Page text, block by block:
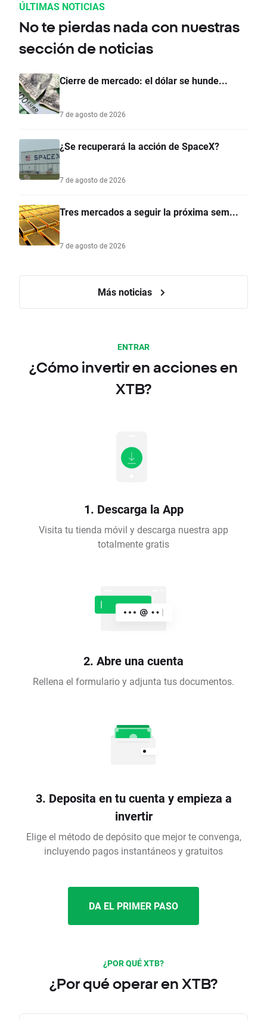
ÚLTIMAS NOTICIAS
No te pierdas nada con nuestras
sección de noticias
Cierre de mercado: el dólar se hunde...
7 de agosto de 2026
¿Se recuperará la acción de SpaceX?
7 de agosto de 2026
Tres mercados a seguir la próxima sem...
7 de agosto de 2026
Más noticias
ENTRAR
¿Cómo invertir en acciones en
XTB?
1. Descarga la App
Visita tu tienda móvil y descarga nuestra app
totalmente gratis
2. Abre una cuenta
Rellena el formulario y adjunta tus documentos.
3. Deposita en tu cuenta y empieza a
invertir
Elige el método de depósito que mejor te convenga,
incluyendo pagos instantáneos y gratuitos
DA EL PRIMER PASO
¿POR QUÉ XTB?
¿Por qué operar en XTB?